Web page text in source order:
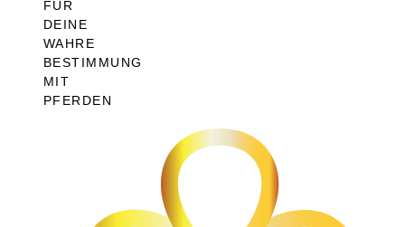
FÜR
DEINE
WAHRE
BESTIMMUNG
MIT
PFERDEN